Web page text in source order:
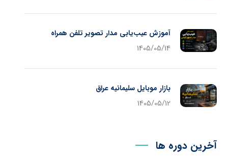
آموزش عیب‌یابی مدار تصویر تلفن همراه
1405/05/14
بازار موبایل سلیمانیه عراق
1405/05/12
آخرین دوره ها